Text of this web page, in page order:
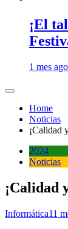
¡El
1 mes ago
Home
Noticias
¡Calidad
2024
Noticias
¡Calidad
Informática11